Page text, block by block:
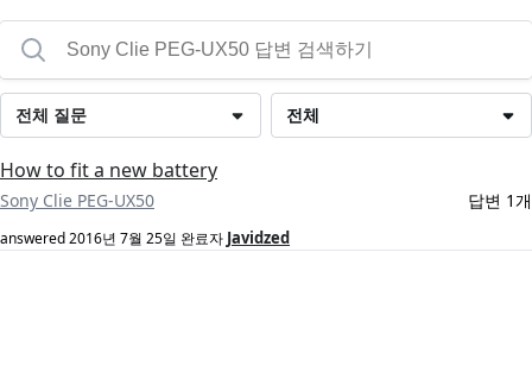
전체
전체 질문
How to fit a new battery
Sony Clie PEG-UX50 답변 1개
answered2016년 7월 25일 완료자 Javidzed